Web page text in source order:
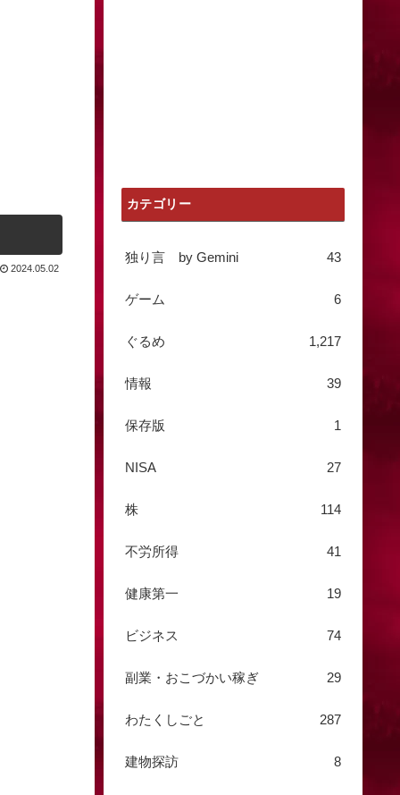
2024.05.02
カテゴリー
独り言 by Gemini 43
ゲーム 6
ぐるめ 1,217
情報 39
保存版 1
NISA 27
株 114
不労所得 41
健康第一 19
ビジネス 74
副業・おこづかい稼ぎ 29
わたくしごと 287
建物探訪 8